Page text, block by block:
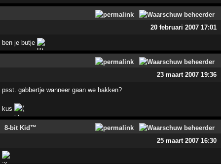
20 februari 2007 17:01
ben je butje
23 maart 2007 19:36
psst. gabbertje wanneer gaan we hakken?
kus
8-bit Kid™
25 maart 2007 16:30